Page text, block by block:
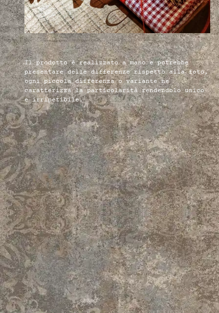
Il prodotto è realizzato a mano e potrebbe
presentare delle differenze rispetto alla foto,
ogni piccola differenza o variante ne
caratterizza la particolarità rendendolo unico
e irripetibile.